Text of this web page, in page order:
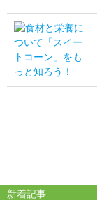
新着記事